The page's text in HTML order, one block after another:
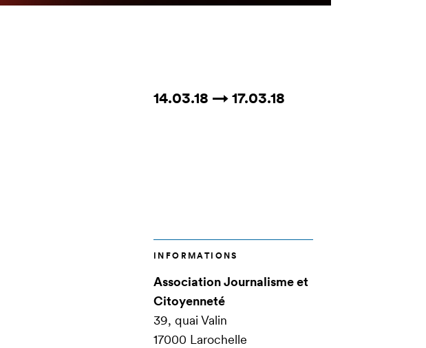
14.03.18 → 17.03.18
INFORMATIONS
Association Journalisme et
Citoyenneté
39, quai Valin
17000 Larochelle